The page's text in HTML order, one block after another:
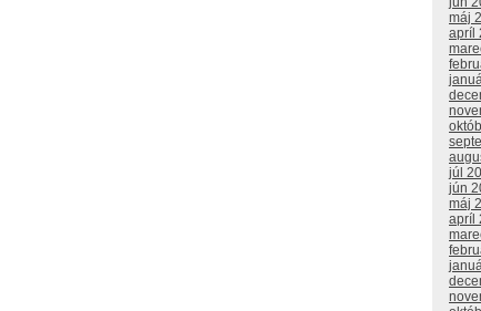
máj
apríl
júl
jún
máj
apríl